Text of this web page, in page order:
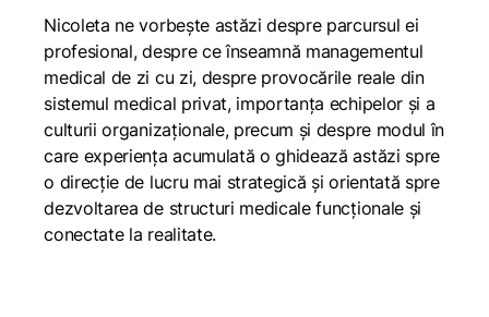
Nicoleta ne vorbește astăzi despre parcursul ei
profesional, despre ce înseamnă managementul
medical de zi cu zi, despre provocările reale din
sistemul medical privat, importanța echipelor și a
culturii organizaționale, precum și despre modul în
care experiența acumulată o ghidează astăzi spre
o direcție de lucru mai strategică și orientată spre
dezvoltarea de structuri medicale funcționale și
conectate la realitate.